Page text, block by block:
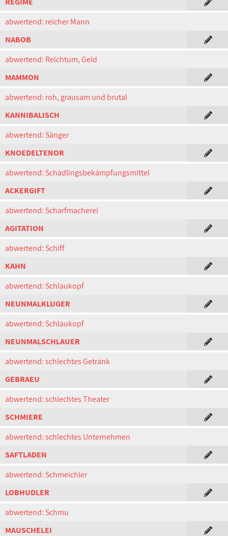
abwertend: reicher Mann
NABOB
abwertend: Reichtum, Geld
MAMMON
abwertend: roh, grausam und brutal
KANNIBALISCH
abwertend: Sänger
KNOEDELTENOR
abwertend: Schädlingsbekämpfungsmittel
ACKERGIFT
abwertend: Scharfmacherei
AGITATION
abwertend: Schiff
KAHN
abwertend: Schlaukopf
NEUNMALKLUGER
abwertend: Schlaukopf
NEUNMALSCHLAUER
abwertend: schlechtes Getränk
GEBRAEU
abwertend: schlechtes Theater
SCHMIERE
abwertend: schlechtes Unternehmen
SAFTLADEN
abwertend: Schmeichler
LOBHUDLER
abwertend: Schmu
MAUSCHELEI